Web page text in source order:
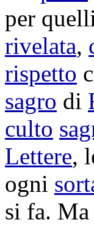
per
rivelata,
rispetto
sagro di
culto
Lettere,
ogni
si fa.